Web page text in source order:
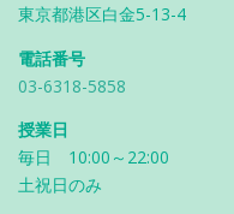
東京都港区白金5-13-4
電話番号
03-6318-5858
授業日
毎日 10:00～22:00
土祝日のみ